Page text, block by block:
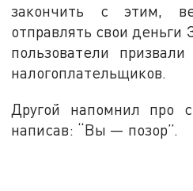
закончить с этим,
отправлять свои деньги
пользователи
налогоплательщиков.
Другой напомнил про
написав: “Вы — позор”.